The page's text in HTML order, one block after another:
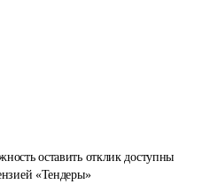
оставить отклик доступны
«Тендеры»